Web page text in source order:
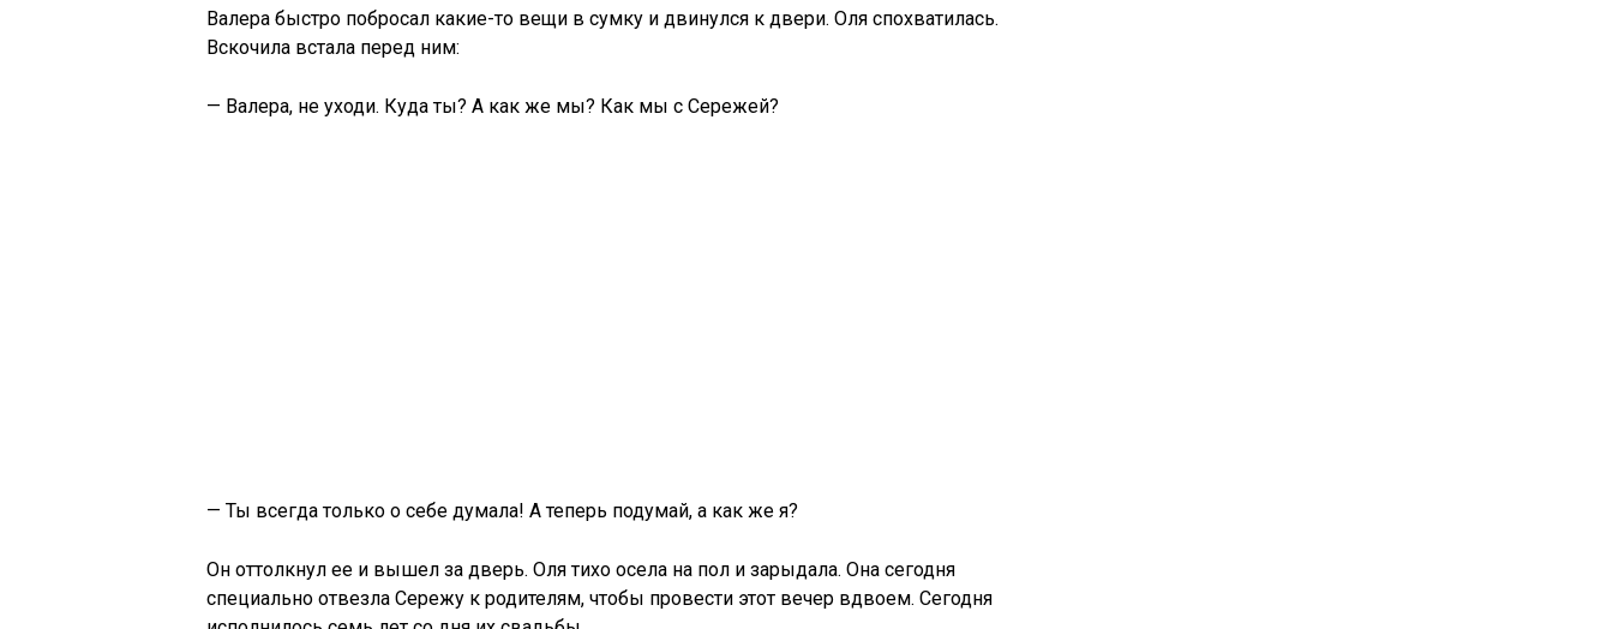
Валера быстро побросал какие-то вещи в сумку и двинулся к двери. Оля спохватилась.
Вскочила встала перед ним:
— Валера, не уходи. Куда ты? А как же мы? Как мы с Сережей?
— Ты всегда только о себе думала! А теперь подумай, а как же я?
Он оттолкнул ее и вышел за дверь. Оля тихо осела на пол и зарыдала. Она сегодня
специально отвезла Сережу к родителям, чтобы провести этот вечер вдвоем. Сегодня